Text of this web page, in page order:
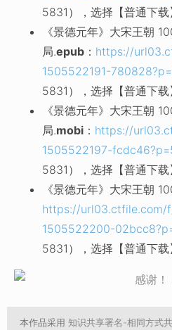
5831），选择【普通下载
《景德元年》大宋王朝
局.epub ： https://
1505522191-
5831），选择【普通下载
《景德元年》大宋王朝
局.mobi ： https://
1505522197-
5831），选择【普通下载
《景德元年》大宋王朝
https://
1505522200-
5831），选择【普通下载
本作品采用 知识共享署名-相同方式